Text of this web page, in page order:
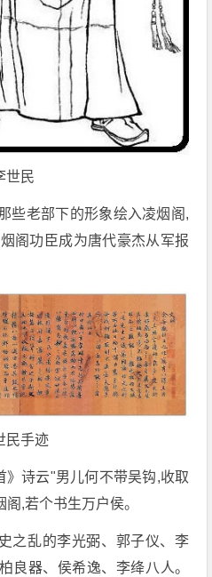
世民
老部下的形象绘入凌烟阁,
阁功臣成为唐代豪杰从军报
民手迹
诗云"男儿何不带吴钩,收取
,若个书生万户侯。
之乱的李光弼、郭子仪、李
良器、侯希逸、李绛八人。